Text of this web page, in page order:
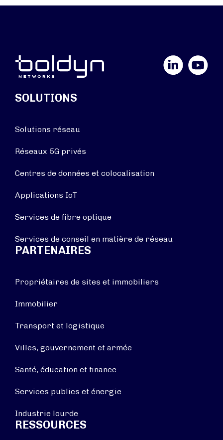
YouTube
SOLUTIONS
Solutions réseau
Réseaux 5G privés
Centres de données et colocalisation
Applications IoT
Services de fibre optique
Services de conseil en matière de réseau
PARTENAIRES
Propriétaires de sites et immobiliers
Immobilier
Transport et logistique
Villes, gouvernement et armée
Santé, éducation et finance
Services publics et énergie
Industrie lourde
RESSOURCES